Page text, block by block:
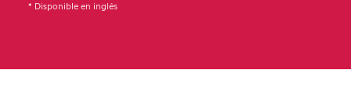
* Disponible en inglés